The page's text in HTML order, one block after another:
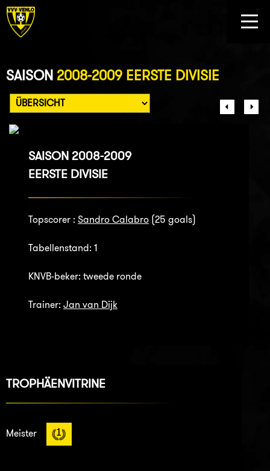
SAISON 2008-2009 EERSTE DIVISIE
SAISON 2008-2009
EERSTE DIVISIE
Topscorer : Sandro Calabro (25 goals)
Tabellenstand: 1
KNVB-beker: tweede ronde
Trainer: Jan van Dijk
TROPHÄENVITRINE
Meister